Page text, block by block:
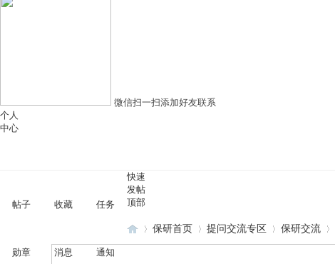
微信扫一扫添加好友联系
个人
中心
帖子 收藏 任务
勋章 消息 通知
快速
发帖
顶部
保研首页 提问交流专区 保研交流